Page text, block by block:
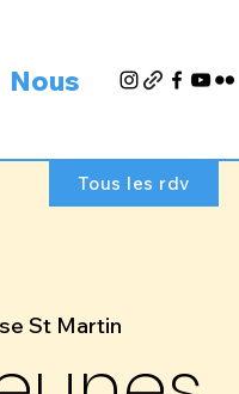
Nous
St Martin
Tous les rdv